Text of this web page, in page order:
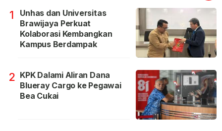
1
Unhas dan Universitas
Brawijaya Perkuat
Kolaborasi Kembangkan
Kampus Berdampak
2 KPK Dalami Aliran Dana
Blueray Cargo ke Pegawai
Bea Cukai